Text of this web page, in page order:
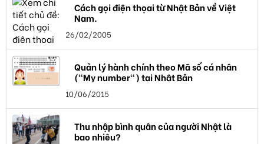
Cách gọi điện thọai từ Nhật Bản về Việt
Nam.
26/02/2005
Quản lý hành chính theo Mã số cá nhân
("My number") tại Nhật Bản
10/06/2015
Thu nhập bình quân của người Nhật là
bao nhiêu?